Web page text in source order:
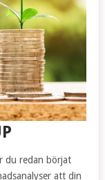
du redan börjat
att din